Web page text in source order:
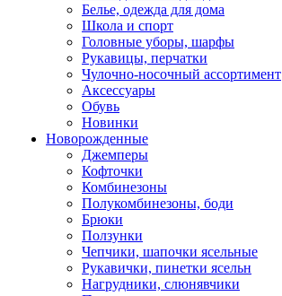
Белье, одежда для дома
Школа и спорт
Головные уборы, шарфы
Рукавицы, перчатки
Чулочно-носочный ассортимент
Аксессуары
Обувь
Новинки
Новорожденные
Джемперы
Кофточки
Комбинезоны
Полукомбинезоны, боди
Брюки
Ползунки
Чепчики, шапочки ясельные
Рукавички, пинетки ясельн
Нагрудники, слюнявчики